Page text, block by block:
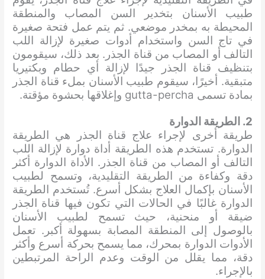
طبيب الأسنان بتخدير السن المصاب والمنطقة
المحيطة به بمخدر موضعي. ثم يتم عمل فتحة صغيرة
في تاج السن واستخدام أدوات صغيرة لإزالة اللب
التالف أو المصاب من قناة الجذر. بعد ذلك، سيقومون
بتنظيف قناة الجذر جيدًا لإزالة أي حطام وبكتيريا
متبقية. أخيرًا، سيقوم طبيب الأسنان بملء قناة الجذر
بمادة تسمى gutta-percha وإغلاقها بحشوة مؤقتة.
2. الطريقة الدوارة
طريقة أخرى لإجراء علاج قناة الجذر هي الطريقة
الدوارة. تستخدم هذه الطريقة أداة دوارة لإزالة اللب
التالف أو المصاب من قناة الجذر. الأداة الدوارة أكثر
دقة وكفاءة من الطريقة التقليدية، وتسمح لطبيب
الأسنان بإكمال العلاج بشكل أسرع. تُستخدم الطريقة
الدوارة غالبًا في الحالات التي تكون فيها قناة الجذر
ضيقة أو منحنية، حيث تسمح لطبيب الأسنان
بالوصول إلى المنطقة المصابة بسهولة أكبر. تعمل
الأدوات الدوارة بمحرك، مما يسمح بحركة أسرع وأكثر
دقة، مما يقلل من الوقت وعدم الراحة المرتبطين
بالإجراء.